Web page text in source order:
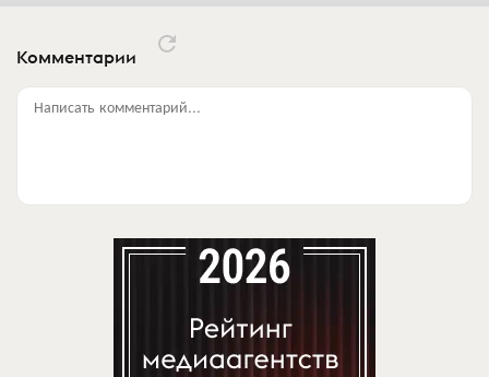
Комментарии
Написать комментарий...